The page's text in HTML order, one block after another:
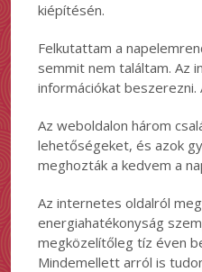
kiépítésén.
Felkutattam a
semmit nem találtam. Az
információkat
Az weboldalon három
lehetőségeket, és azok
meghozták a kedvem a
Az internetes oldalról
energiahatékonyság
megközelítőleg tíz éven
Mindemellett arról is